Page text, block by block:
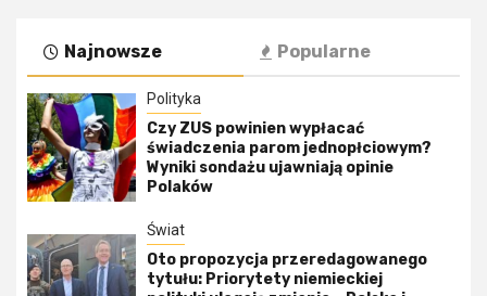
Najnowsze Popularne
Polityka
Czy ZUS powinien wypłacać
świadczenia parom jednopłciowym?
Wyniki sondażu ujawniają opinie
Polaków
Świat
Oto propozycja przeredagowanego
tytułu: Priorytety niemieckiej